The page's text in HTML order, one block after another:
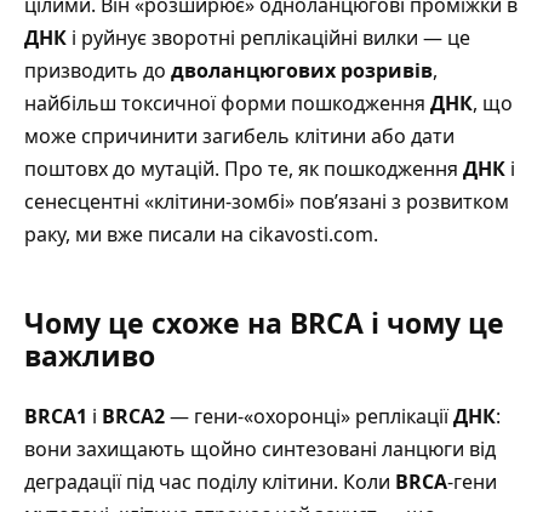
цілими. Він «розширює» одноланцюгові проміжки в
ДНК і руйнує зворотні реплікаційні вилки — це
призводить до дволанцюгових розривів,
найбільш токсичної форми пошкодження ДНК, що
може спричинити загибель клітини або дати
поштовх до мутацій. Про те, як пошкодження ДНК і
сенесцентні «клітини-зомбі» пов’язані з розвитком
раку, ми вже писали на cikavosti.com.
Чому це схоже на BRCA і чому це
важливо
BRCA1 і BRCA2— гени-«охоронці» реплікаціїДНК:
вони захищають щойно синтезовані ланцюги від
деградації під час поділу клітини. Коли BRCA-гени